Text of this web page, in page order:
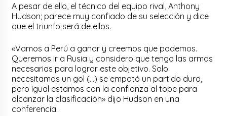
A pesar de ello, el técnico del equipo rival, Anthony
Hudson; parece muy confiado de su selección y dice
que el triunfo será de ellos.
«Vamos a Perú a ganar y creemos que podemos.
Queremos ir a Rusia y considero que tengo las armas
necesarias para lograr este objetivo. Solo
necesitamos un gol (…) se empató un partido duro,
pero igual estamos con la confianza al tope para
alcanzar la clasificación» dijo Hudson en una
conferencia.